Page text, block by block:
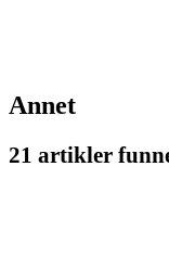
Annet
21 artikler